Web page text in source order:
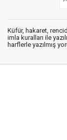
Küfür, hakaret,
imla kuralları ile
harflerle yazılmış